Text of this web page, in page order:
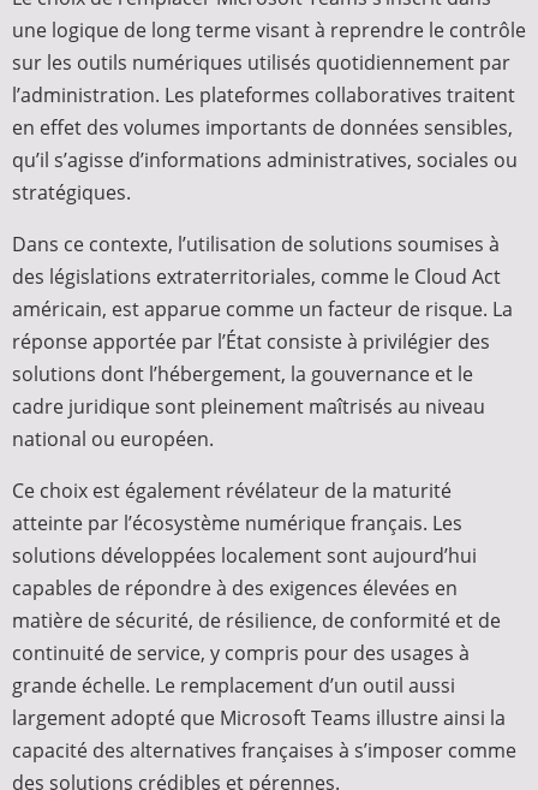
une logique de long terme visant à reprendre le contrôle
sur les outils numériques utilisés quotidiennement par
l’administration. Les plateformes collaboratives traitent
en effet des volumes importants de données sensibles,
qu’il s’agisse d’informations administratives, sociales ou
stratégiques.
Dans ce contexte, l’utilisation de solutions soumises à
des législations extraterritoriales, comme le Cloud Act
américain, est apparue comme un facteur de risque. La
réponse apportée par l’État consiste à privilégier des
solutions dont l’hébergement, la gouvernance et le
cadre juridique sont pleinement maîtrisés au niveau
national ou européen.
Ce choix est également révélateur de la maturité
atteinte par l’écosystème numérique français. Les
solutions développées localement sont aujourd’hui
capables de répondre à des exigences élevées en
matière de sécurité, de résilience, de conformité et de
continuité de service, y compris pour des usages à
grande échelle. Le remplacement d’un outil aussi
largement adopté que Microsoft Teams illustre ainsi la
capacité des alternatives françaises à s’imposer comme
des solutions crédibles et pérennes.